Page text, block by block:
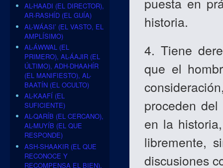
historia.
4. Tiene
que el
proceden
en la
libremente,
discusiones
AL-HAADI (EL DIRECTOR),
AR-RASHÍD (EL GUÍA)
AL-WÁASI’ (EL VASTO, EL
AMPLÍSIMO)
AL-ÁWWAL (EL
PRIMERO), AL-ÁAJIR (EL
ÚLTIMO), ADH-DHAAHÍR
(EL MANIFIESTO), AL-
BAATÍN (EL OCULTO)
AL-KAAFÍ (EL
SUFICIENTE)
AL-QARÍB (EL CERCANO),
AL-MUYÍB (EL QUE
RESPONDE)
ASH-SHAAKIR (EL QUE
RECONOCE Y
RECOMPENSA EL BIEN),